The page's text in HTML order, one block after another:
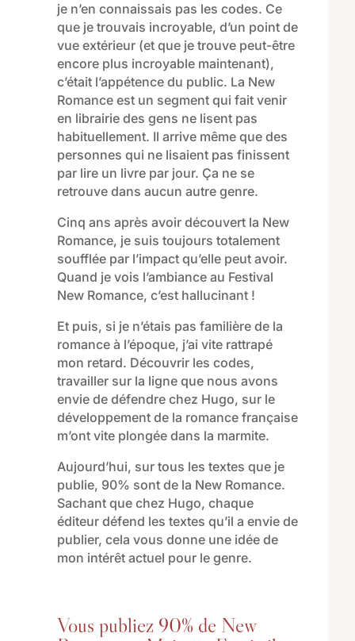
je n’en connaissais pas les codes. Ce
que je trouvais incroyable, d’un point de
vue extérieur (et que je trouve peut-être
encore plus incroyable maintenant),
c’était l’appétence du public. La New
Romance est un segmentqui fait venir
en librairiedes gens ne lisent pas
habituellement. Il arrive même que des
personnes qui ne lisaient pas finissent
par lire un livre par jour. Ça ne se
retrouve dans aucun autre genre.
Cinq ans après avoir découvert la New
Romance, je suis toujours totalement
soufflée parl’impact qu’ellepeut avoir.
Quand je vois l’ambiance au Festival
New Romance, c’est hallucinant !
Et puis, si je n’étais pas familière de la
romance à l’époque, j’ai vite rattrapé
mon retard. Découvrir les codes,
travailler sur la ligne que nous avons
envie de défendre chez Hugo, sur le
développement de la romance française
m’ont vite plongée dans la marmite.
Aujourd’hui, sur tous les textes que je
publie, 90% sont de la New Romance.
Sachant que chez Hugo, chaque
éditeur défend les textes qu’il a envie de
publier, cela vous donne une idée de
mon intérêt actuel pour le genre.
Vous publiez 90% de New